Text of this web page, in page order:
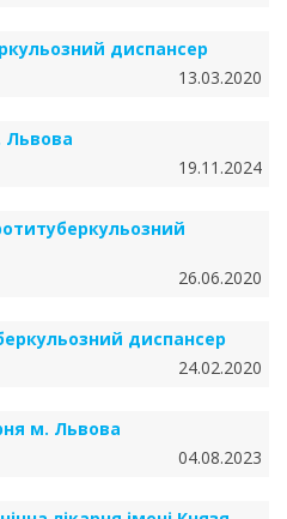
диспансер
13.03.2020
Львова
19.11.2024
26.06.2020
диспансер
24.02.2020
м. Львова
04.08.2023